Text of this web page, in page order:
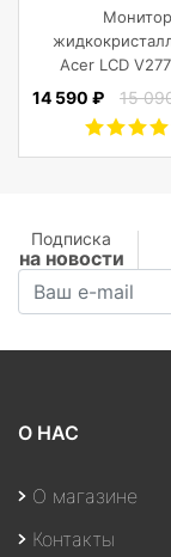
Acer LCD
[16:9]
Монитор
Acer LCD
27'' [16:9]
250cd/
VGA, HDMI,
Speakers, 3Y,
14 590 ₽ 15
Подписка
на новости
О НАС
О магазине
Контакты